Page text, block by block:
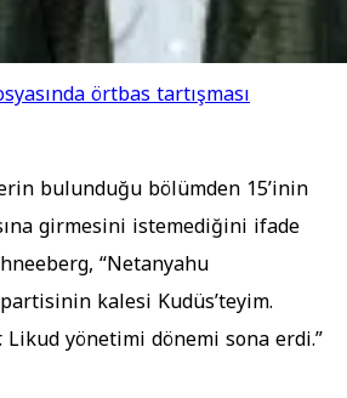
örtbas tartışması
bulunduğu bölümden 15’inin
girmesini istemediğini ifade
“Netanyahu
kalesi Kudüs’teyim.
yönetimi dönemi sona erdi.”